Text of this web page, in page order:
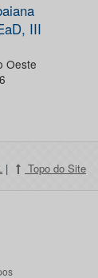
III
Oeste
| Topo do Site